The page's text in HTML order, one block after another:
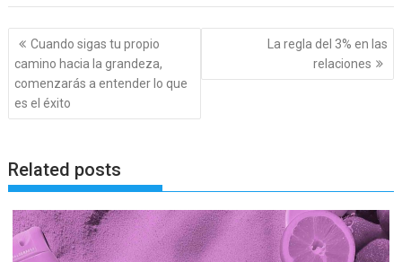
Navegación
de
entradas
Cuando sigas tu propio
camino hacia la grandeza,
comenzarás a entender lo que
es el éxito
La regla del 3% en las
relaciones
Related posts